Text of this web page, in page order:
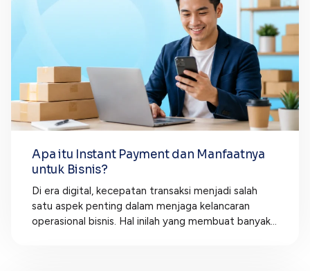
Apa itu Instant Payment dan Manfaatnya
untuk Bisnis?
Di era digital, kecepatan transaksi menjadi salah
satu aspek penting dalam menjaga kelancaran
operasional bisnis. Hal inilah yang membuat banyak...